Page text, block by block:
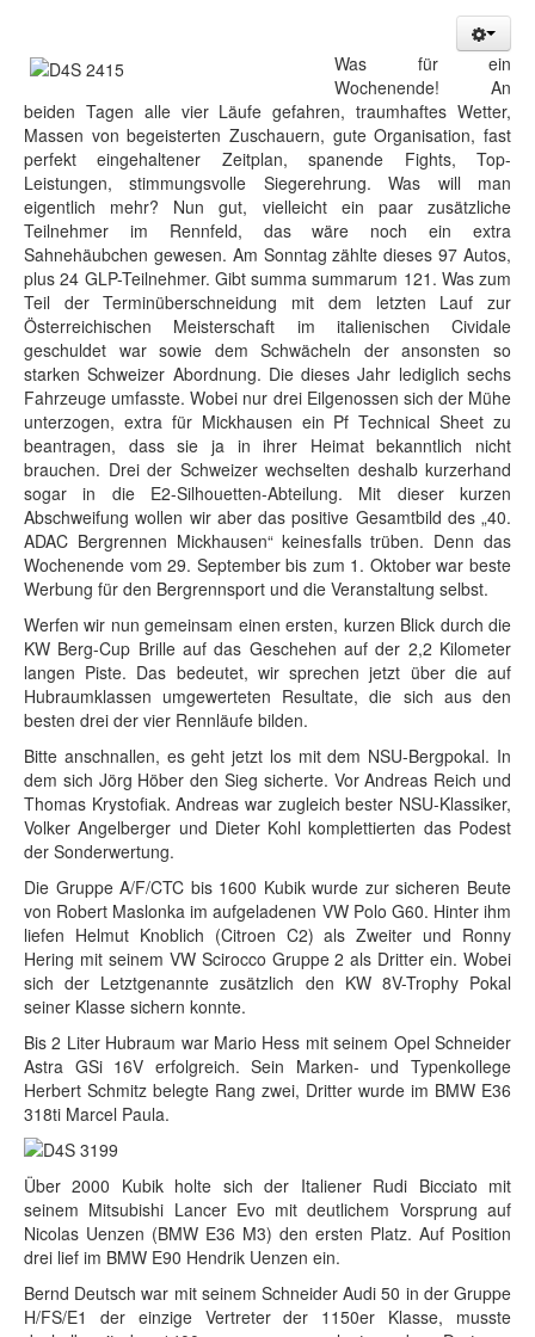
Was für ein
Wochenende! An
beiden Tagen alle vier Läufe gefahren, traumhaftes Wetter,
Massen von begeisterten Zuschauern, gute Organisation, fast
perfekt eingehaltener Zeitplan, spanende Fights, Top-
Leistungen, stimmungsvolle Siegerehrung. Was will man
eigentlich mehr? Nun gut, vielleicht ein paar zusätzliche
Teilnehmer im Rennfeld, das wäre noch ein extra
Sahnehäubchen gewesen. Am Sonntag zählte dieses 97 Autos,
plus 24 GLP-Teilnehmer. Gibt summa summarum 121. Was zum
Teil der Terminüberschneidung mit dem letzten Lauf zur
Österreichischen Meisterschaft im italienischen Cividale
geschuldet war sowie dem Schwächeln der ansonsten so
starken Schweizer Abordnung. Die dieses Jahr lediglich sechs
Fahrzeuge umfasste. Wobei nur drei Eilgenossen sich der Mühe
unterzogen, extra für Mickhausen ein Pf Technical Sheet zu
beantragen, dass sie ja in ihrer Heimat bekanntlich nicht
brauchen. Drei der Schweizer wechselten deshalb kurzerhand
sogar in die E2-Silhouetten-Abteilung. Mit dieser kurzen
Abschweifung wollen wir aber das positive Gesamtbild des „40.
ADAC Bergrennen Mickhausen“ keinesfalls trüben. Denn das
Wochenende vom 29. September bis zum 1. Oktober war beste
Werbung für den Bergrennsport und die Veranstaltung selbst.
Werfen wir nun gemeinsam einen ersten, kurzen Blick durch die
KW Berg-Cup Brille auf das Geschehen auf der 2,2 Kilometer
langen Piste. Das bedeutet, wir sprechen jetzt über die auf
Hubraumklassen umgewerteten Resultate, die sich aus den
besten drei der vier Rennläufe bilden.
Bitte anschnallen, es geht jetzt los mit dem NSU-Bergpokal. In
dem sich Jörg Höber den Sieg sicherte. Vor Andreas Reich und
Thomas Krystofiak. Andreas war zugleich bester NSU-Klassiker,
Volker Angelberger und Dieter Kohl komplettierten das Podest
der Sonderwertung.
Die Gruppe A/F/CTC bis 1600 Kubik wurde zur sicheren Beute
von Robert Maslonka im aufgeladenen VW Polo G60. Hinter ihm
liefen Helmut Knoblich (Citroen C2) als Zweiter und Ronny
Hering mit seinem VW Scirocco Gruppe 2 als Dritter ein. Wobei
sich der Letztgenannte zusätzlich den KW 8V-Trophy Pokal
seiner Klasse sichern konnte.
Bis 2 Liter Hubraum war Mario Hess mit seinem Opel Schneider
Astra GSi 16V erfolgreich. Sein Marken- und Typenkollege
Herbert Schmitz belegte Rang zwei, Dritter wurde im BMW E36
318ti Marcel Paula.
Über 2000 Kubik holte sich der Italiener Rudi Bicciato mit
seinem Mitsubishi Lancer Evo mit deutlichem Vorsprung auf
Nicolas Uenzen (BMW E36 M3) den ersten Platz. Auf Position
drei lief im BMW E90 Hendrik Uenzen ein.
Bernd Deutsch war mit seinem Schneider Audi 50 in der Gruppe
H/FS/E1 der einzige Vertreter der 1150er Klasse, musste